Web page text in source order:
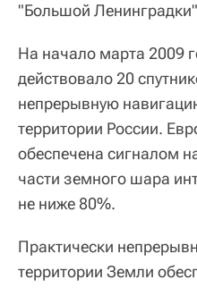
"Большой
На начало марта 2009
действовало 20
непрерывную
территории России.
обеспечена сигналом
части земного шара
не ниже 80%.
Практически
территории Земли